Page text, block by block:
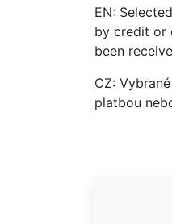
EN:
by credit or
been
CZ:
platbou